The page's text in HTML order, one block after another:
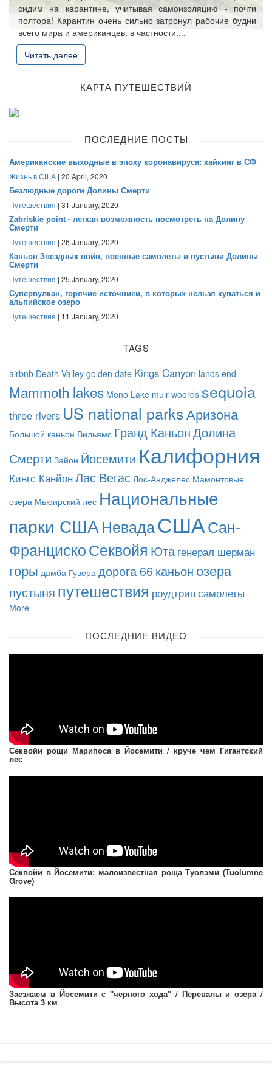
сидим на карантине, учитывая самоизоляцию - почти
полтора! Карантин очень сильно затронул рабочие будни
всего мира и американцев, в частности....
Читать далее
КАРТА ПУТЕШЕСТВИЙ
ПОСЛЕДНИЕ ПОСТЫ
Американские выходные в эпоху коронавируса: хайкинг в СФ
Жизнь в США | 20 April, 2020
Безлюдные дороги Долины Смерти
Путешествия | 31 January, 2020
Zabriskie point - легкая возможность посмотреть на Долину
Смерти
Путешествия | 26 January, 2020
Каньон Звездных войн, военные самолеты и пустыни Долины
Смерти
Путешествия | 25 January, 2020
Супервулкан, горячие источники, в которых нельзя купаться и
альпийское озеро
Путешествия | 11 January, 2020
TAGS
airbnb Death Valley golden date Kings Canyon lands end
Mammoth lakes Mono Lake muir woords sequoia
three rivers US national parksАризона
Большой каньон Вильямс Гранд КаньонДолина
Смерти Зайон Йосемити Калифорния
Кингс КанйонЛас Вегас Лос-Анджелес Мамонтовые
озера Мьюирский лес Национальные
парки СШАНевадаСШАСан-
ФранцискоСеквойя Юта генерал шерман
горы дамба Гувера дорога 66 каньон озера
пустыня путешествия роудтрип самолеты
More
ПОСЛЕДНИЕ ВИДЕО
Секвойи рощи Марипоса в Йосемити / круче чем Гигантский
лес
Секвойи в Йосемити: малоизвестная роща Туолэми (Tuolumne
Grove)
Заезжаем в Йосемити с "черного хода" / Перевалы и озера /
Высота 3 км